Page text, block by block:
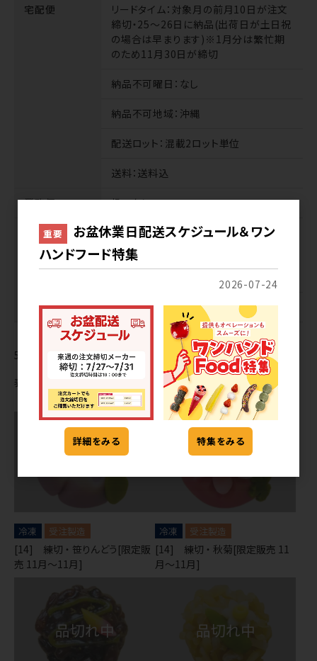
宅配便 リードタイム ：対象月の前月10日が注文
締切・25～26日に納品(出荷日が土日祝
の場合は早まります)※1月分は繁忙期
のため11月30日が締切
納品不可曜日 ：なし
納品不可地域 ：沖縄
配送ロット ：混載2ロット単位
送料：送料込
業務便 扱いなし
サンプル 商品代：無料※5種類×各1個セット
※ご用意できるサンプルは時期によって
異なりますので、商品は選べません。お菓
送料：1,000円
5
件中 1〜5件目
表示切替
冷凍 受注製造
[14] 練切 ・ 笹りんどう[限定販
売 11月～11月]
冷凍 受注製造
[14] 練切 ・ 秋菊[限定販売 11
月～11月]
重要
お盆休業日配送スケジュール＆ワン
ハンドフード特集
2026-07-24
詳細をみる 特集をみる